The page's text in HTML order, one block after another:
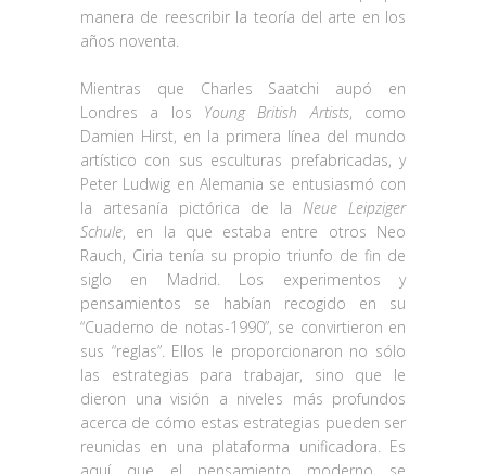
manera de reescribir la teoría del arte en los
años noventa.
Mientras que Charles Saatchi aupó en
Londres a los Young British Artists, como
Damien Hirst, en la primera línea del mundo
artístico con sus esculturas prefabricadas, y
Peter Ludwig en Alemania se entusiasmó con
la artesanía pictórica de la Neue Leipziger
Schule, en la que estaba entre otros Neo
Rauch, Ciria tenía su propio triunfo de fin de
siglo en Madrid. Los experimentos y
pensamientos se habían recogido en su
“Cuaderno de notas-1990”, se convirtieron en
sus “reglas”. Ellos le proporcionaron no sólo
las estrategias para trabajar, sino que le
dieron una visión a niveles más profundos
acerca de cómo estas estrategias pueden ser
reunidas en una plataforma unificadora. Es